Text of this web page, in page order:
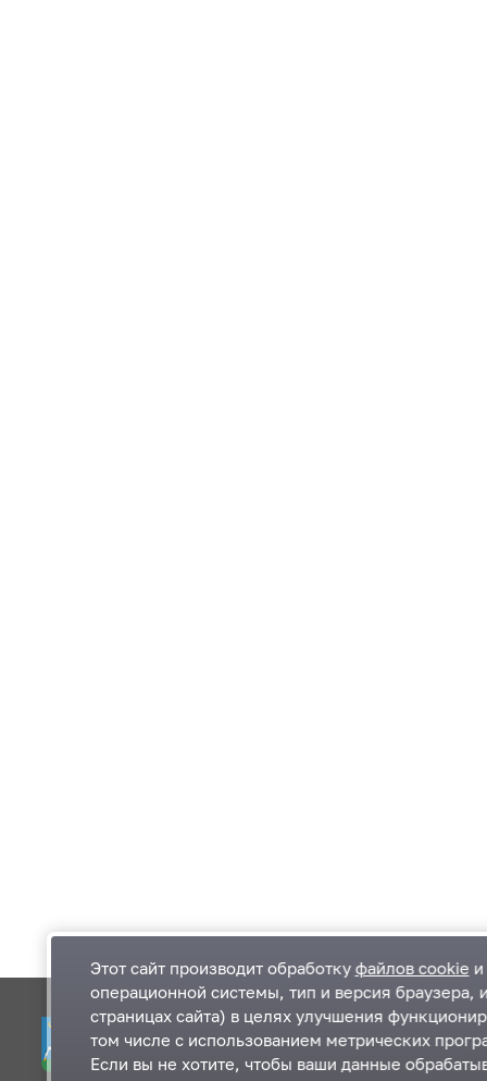
Одинцовский городской округ Московской
области
Этот сайт производит обработку файлов cookie
операционной системы, тип и версия браузера,
страницах сайта) в целях улучшения
том числе с использованием метрических
Если вы не хотите, чтобы ваши данные